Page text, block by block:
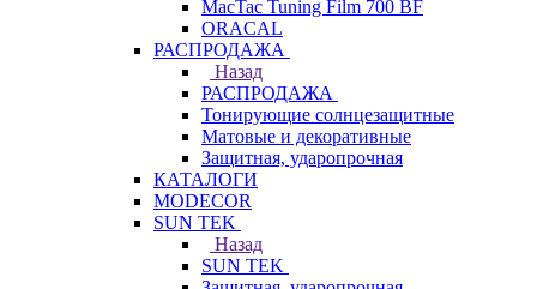
MacTac Tuning Film 700 BF
ORACAL
РАСПРОДАЖА
Назад
РАСПРОДАЖА
Тонирующие солнцезащитные
Матовые и декоративные
Защитная, ударопрочная
КАТАЛОГИ
MODECOR
SUN TEK
Назад
SUN TEK